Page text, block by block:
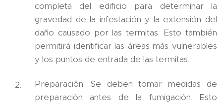
completa del edificio para determinar la
gravedad de la infestación y la extensión del
daño causado por las termitas. Esto también
permitirá identificar las áreas más vulnerables
y los puntos de entrada de las termitas.
Preparación: Se deben tomar medidas de
preparación antes de la fumigación. Esto